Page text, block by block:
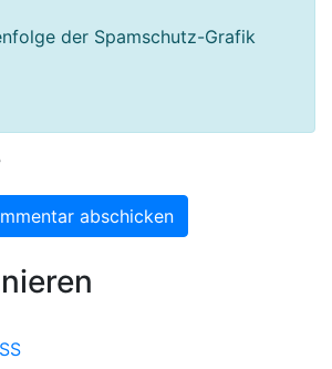
der Spamschutz-Grafik